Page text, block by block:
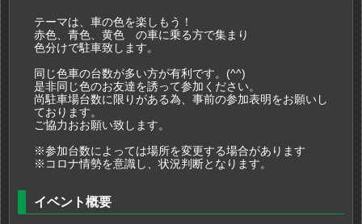
テーマは、車の色を楽しもう！
赤色、青色、黄色 の車に乗る方で集まり
色分けで駐車致します。
同じ色車の台数が多い方が有利です。(^^)
是非同じ色のお友達を誘って参加ください。
尚駐車場台数に限りがある為、事前の参加表明をお願いし
ております。
ご協力おお願い致します。
※参加台数によっては場所を変更する場合があります
※コロナ情勢を意識し、状況判断となります。
イベント概要